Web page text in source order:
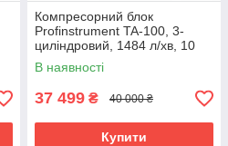
Компресорний блок
Profinstrument TA-100, 3-
циліндровий, 1484 л/хв, 10
атм
В наявності
37 499 ₴ 40 000 ₴
Купити